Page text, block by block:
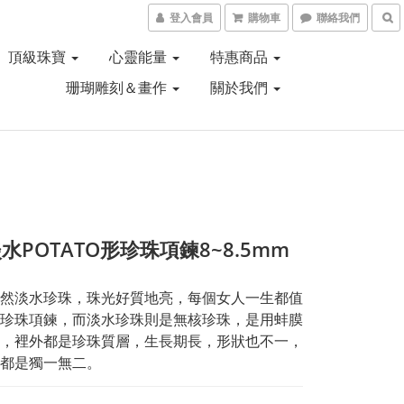
登入會員 購物車 聯絡我們
頂級珠寶 心靈能量
特惠商品
珊瑚雕刻＆畫作
關於我們
POTATO形珍珠項鍊8~8.5mm
淡水珍珠，珠光好質地亮，每個女人一生都值
珠項鍊，而淡水珍珠則是無核珍珠，是用蚌膜
裡外都是珍珠質層，生長期長，形狀也不一，
是獨一無二。